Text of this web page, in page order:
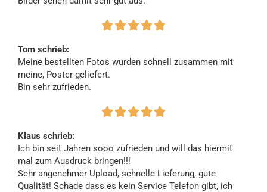
    
Tom schrieb:
Meine bestellten Fotos wurden schnell zusammen mit
meine, Poster geliefert.
Bin sehr zufrieden.
    
Klaus schrieb:
Ich bin seit Jahren sooo zufrieden und will das hiermit
mal zum Ausdruck bringen!!!
Sehr angenehmer Upload, schnelle Lieferung, gute
Qualität! Schade dass es kein Service Telefon gibt, ich